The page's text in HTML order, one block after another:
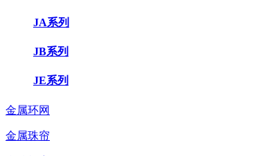
JA系列
JB系列
JE系列
金属环网
金属珠帘